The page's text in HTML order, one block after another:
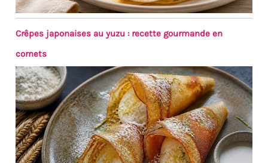
Crêpes japonaises au yuzu : recette gourmande en
cornets